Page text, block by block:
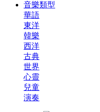
音樂類型
華語
東洋
韓樂
西洋
古典
世界
心靈
兒童
演奏